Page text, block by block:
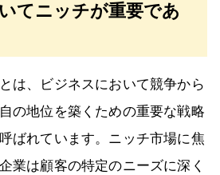
てニッチが重要であ
は、ビジネスにおいて競争から
の地位を築くための重要な戦略
ばれています。ニッチ市場に焦
業は顧客の特定のニーズに深く